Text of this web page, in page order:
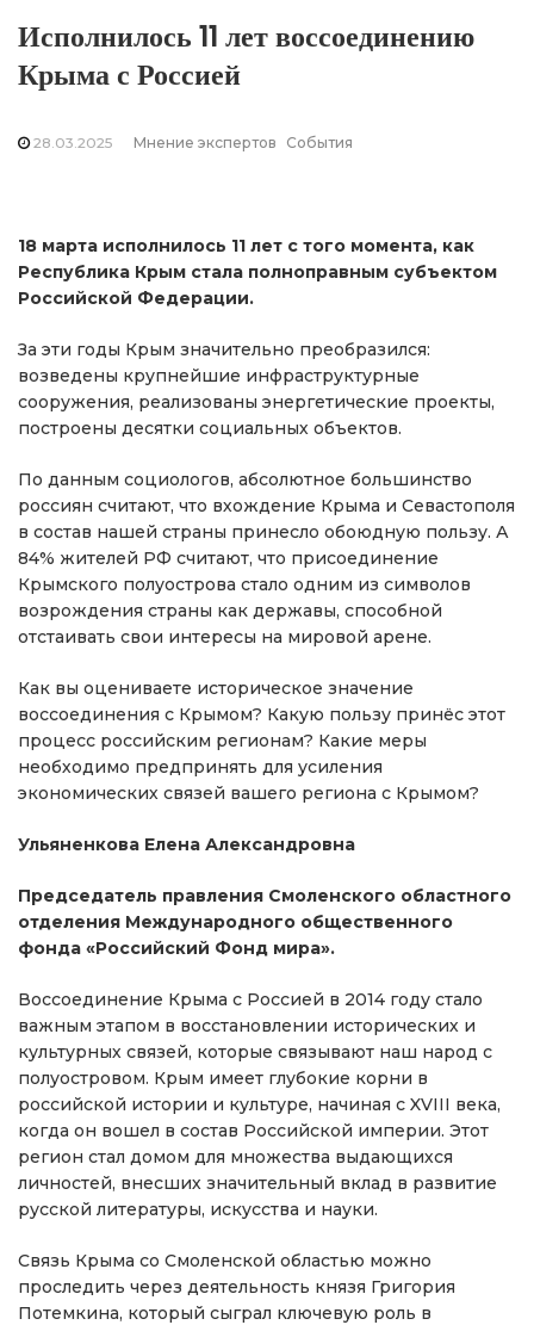
Исполнилось 11 лет воссоединению
Крыма с Россией
28.03.2025 Мнение экспертов События
18 марта исполнилось 11 лет с того момента, как
Республика Крым стала полноправным субъектом
Российской Федерации.
За эти годы Крым значительно преобразился:
возведены крупнейшие инфраструктурные
сооружения, реализованы энергетические проекты,
построены десятки социальных объектов.
По данным социологов, абсолютное большинство
россиян считают, что вхождение Крыма и Севастополя
в состав нашей страны принесло обоюдную пользу. А
84% жителей РФ считают, что присоединение
Крымского полуострова стало одним из символов
возрождения страны как державы, способной
отстаивать свои интересы на мировой арене.
Как вы оцениваете историческое значение
воссоединения с Крымом? Какую пользу принёс этот
процесс российским регионам? Какие меры
необходимо предпринять для усиления
экономических связей вашего региона с Крымом?
Ульяненкова Елена Александровна
Председатель правления Смоленского областного
отделения Международного общественного
фонда «Российский Фонд мира».
Воссоединение Крыма с Россией в 2014 году стало
важным этапом в восстановлении исторических и
культурных связей, которые связывают наш народ с
полуостровом. Крым имеет глубокие корни в
российской истории и культуре, начиная с XVIII века,
когда он вошел в состав Российской империи. Этот
регион стал домом для множества выдающихся
личностей, внесших значительный вклад в развитие
русской литературы, искусства и науки.
Связь Крыма со Смоленской областью можно
проследить через деятельность князя Григория
Потемкина, который сыграл ключевую роль в